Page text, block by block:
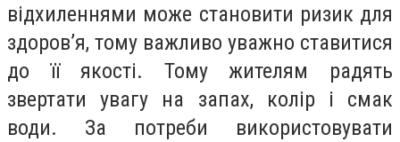
відхиленнями може становити ризик для
здоров’я, тому важливо уважно ставитися
до її якості. Тому жителям радять
звертати увагу на запах, колір і смак
води. За потреби використовувати